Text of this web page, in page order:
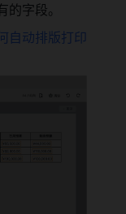
字段。
自动排版打印